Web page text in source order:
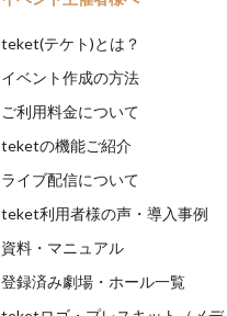
teket(テケト)とは？
イベント作成の方法
ご利用料金について
teketの機能ご紹介
ライブ配信について
teket利用者様の声・導入事例
資料・マニュアル
登録済み劇場・ホール一覧